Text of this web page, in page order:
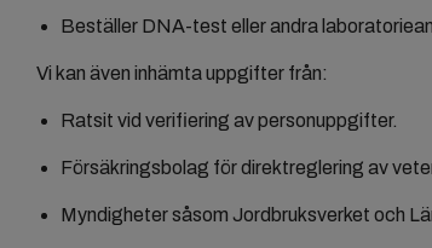
Beställer DNA-test eller andra
Vi kan även inhämta uppgifter från:
Ratsit vid verifiering av personuppgifter.
Försäkringsbolag för direktreglering av
Myndigheter såsom Jordbruksverket och